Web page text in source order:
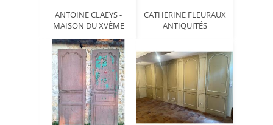
ANTOINE CLAEYS -
MAISON DU XVÈME
CATHERINE FLEURAUX
ANTIQUITÉS